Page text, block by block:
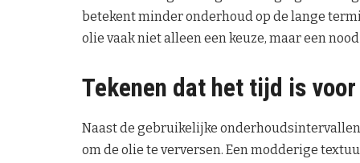
betekent minder onderhoud op de lange
olie vaak niet alleen een keuze, maar een
Tekenen dat het tijd is
Naast de gebruikelijke
om de olie te verversen. Een modderige